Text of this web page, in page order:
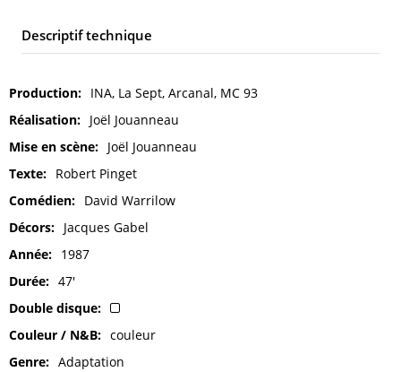
Descriptif technique
Production
INA, La Sept, Arcanal, MC 93
Réalisation
Joël Jouanneau
Mise en scène
Joël Jouanneau
Texte
Robert Pinget
Comédien
David Warrilow
Décors
Jacques Gabel
Année
1987
Durée
47'
Double disque
Couleur / N&B
couleur
Genre
Adaptation